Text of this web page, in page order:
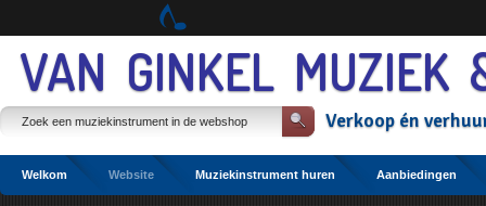
naar
de
Spring
het
hoofdmenu
VAN GINKEL MUZIEK
Verkoopén
Welkom Website Muziekinstrument huren Aanbiedingen